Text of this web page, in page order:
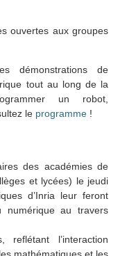
ouvertes aux groupes
démonstrations de
tout au long de la
un robot,
le programme !
des académies de
et lycées) le jeudi
d’Inria leur feront
numérique au travers
reflétant l’interaction